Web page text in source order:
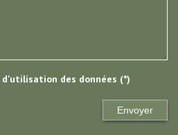
des données (*)
Envoyer